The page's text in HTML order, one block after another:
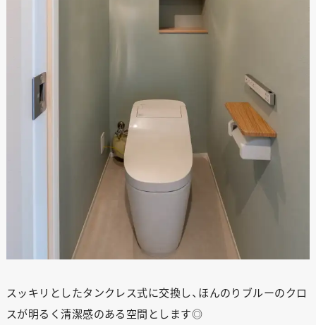
スッキリとしたタンクレス式に交換し、ほんのりブルーのクロ
スが明るく清潔感のある空間とします◎